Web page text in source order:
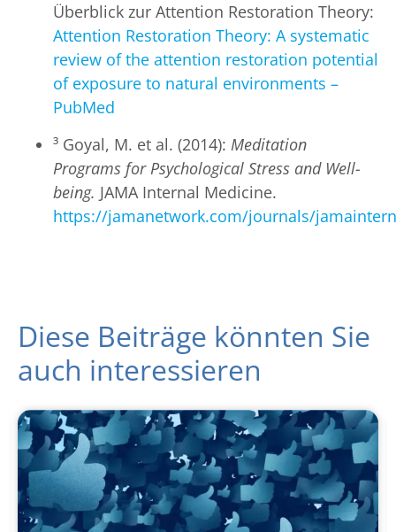
Überblick zur Attention Restoration Theory:
Attention Restoration Theory: A systematic
review of the attention restoration potential
of exposure to natural environments –
PubMed
³ Goyal, M. et al. (2014): Meditation
Programs for Psychological Stress and Well-
being. JAMA Internal Medicine.
https://jamanetwork.com/journals/
Diese Beiträge könnten Sie
auch interessieren